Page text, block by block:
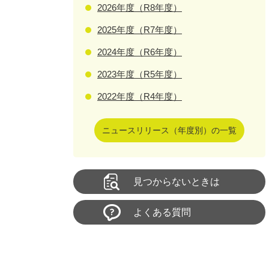
2026年度（R8年度）
2025年度（R7年度）
2024年度（R6年度）
2023年度（R5年度）
2022年度（R4年度）
ニュースリリース（年度別）の一覧
見つからないときは
よくある質問